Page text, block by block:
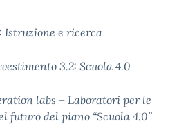
Istruzione e ricerca
3.2: Scuola 4.0
labs – Laboratori per le
futuro del piano “Scuola 4.0”